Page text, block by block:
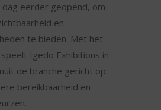
dag eerder geopend, om
en
te bieden. Met het
Igedo Exhibitions in
de branche gericht op
bereikbaarheid en